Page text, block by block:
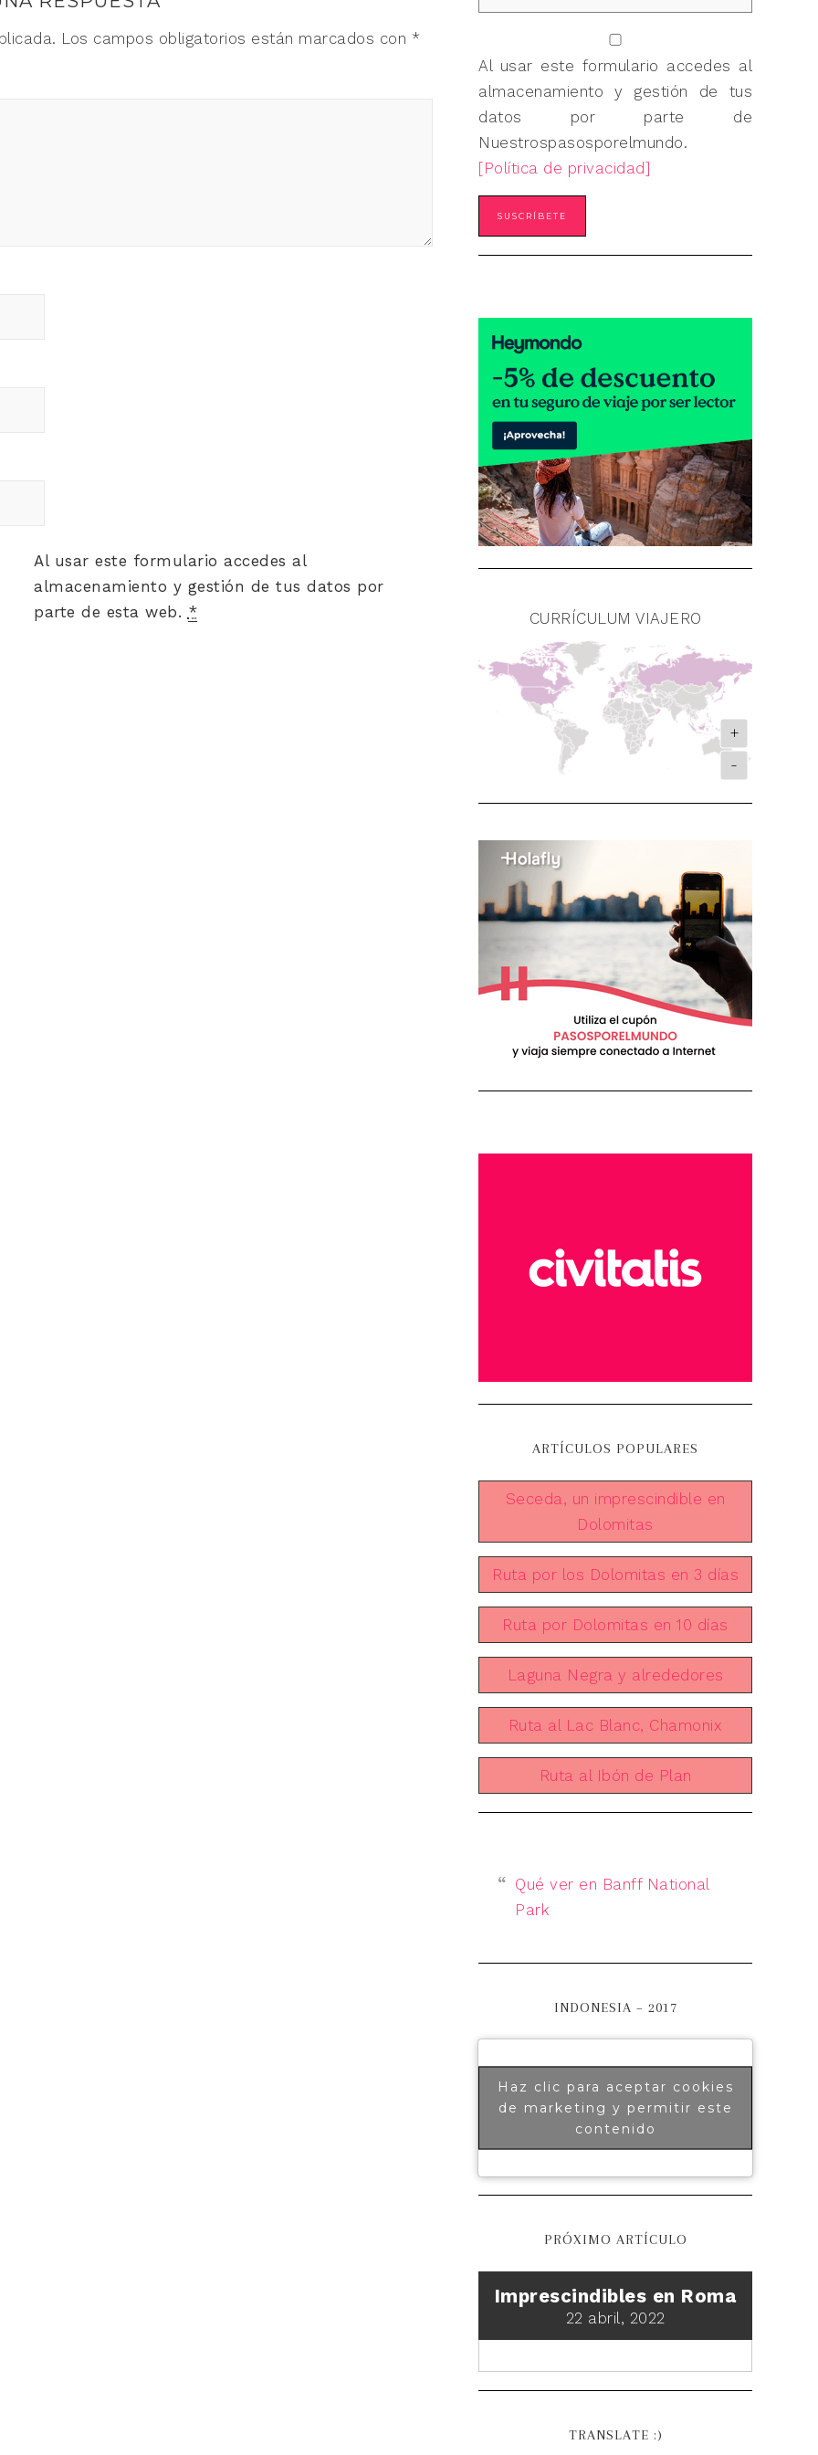
Los campos obligatorios están marcados con *
Al usar este formulario accedes al
almacenamiento y gestión de tus datos por
parte de esta web. *
Al usar este formulario accedes al
almacenamiento y gestión de tus
datos por parte de
Nuestrospasosporelmundo.
[Política de privacidad]
CURRÍCULUM VIAJERO
+
-
ARTÍCULOS POPULARES
Seceda, un imprescindible en
Dolomitas
Ruta por los Dolomitas en 3 días
Ruta por Dolomitas en 10 días
Laguna Negra y alrededores
Ruta al Lac Blanc, Chamonix
Ruta al Ibón de Plan
Qué ver en Banff National
Park
INDONESIA – 2017
Haz clic para aceptar cookies
de marketing y permitir este
contenido
PRÓXIMO ARTÍCULO
Imprescindibles en Roma
22 abril, 2022
TRANSLATE :)